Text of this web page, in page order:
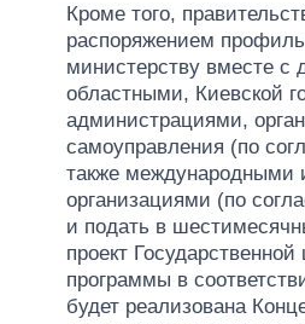
Кроме того,
распоряжением
министерству вместе
областными, Киевской
администрациями,
самоуправления (по
также международными
организациями (по
и подать в
проект Государственной
программы в
будет реализована